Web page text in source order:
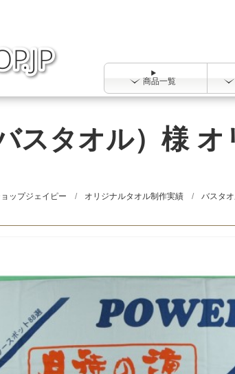
商品一覧
スタオル）様
ップジェイピー オリジナルタオル制作実績 バスタ